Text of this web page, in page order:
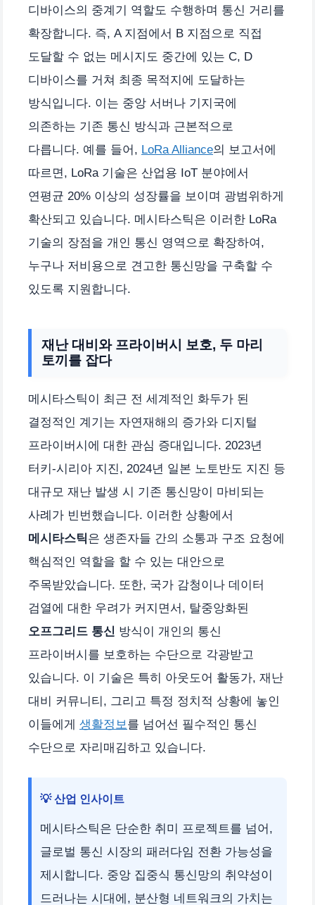
디바이스의 중계기 역할도 수행하며 통신 거리를
확장합니다. 즉, A 지점에서 B 지점으로 직접
도달할 수 없는 메시지도 중간에 있는 C, D
디바이스를 거쳐 최종 목적지에 도달하는
방식입니다. 이는 중앙 서버나 기지국에
의존하는 기존 통신 방식과 근본적으로
다릅니다. 예를 들어, LoRa Alliance의 보고서에
따르면, LoRa 기술은 산업용 IoT 분야에서
연평균 20% 이상의 성장률을 보이며 광범위하게
확산되고 있습니다. 메시타스틱은 이러한 LoRa
기술의 장점을 개인 통신 영역으로 확장하여,
누구나 저비용으로 견고한 통신망을 구축할 수
있도록 지원합니다.
재난 대비와 프라이버시 보호, 두 마리
토끼를 잡다
메시타스틱이 최근 전 세계적인 화두가 된
결정적인 계기는 자연재해의 증가와 디지털
프라이버시에 대한 관심 증대입니다. 2023년
터키-시리아 지진, 2024년 일본 노토반도 지진 등
대규모 재난 발생 시 기존 통신망이 마비되는
사례가 빈번했습니다. 이러한 상황에서
메시타스틱은 생존자들 간의 소통과 구조 요청에
핵심적인 역할을 할 수 있는 대안으로
주목받았습니다. 또한, 국가 감청이나 데이터
검열에 대한 우려가 커지면서, 탈중앙화된
오프그리드 통신 방식이 개인의 통신
프라이버시를 보호하는 수단으로 각광받고
있습니다. 이 기술은 특히 아웃도어 활동가, 재난
대비 커뮤니티, 그리고 특정 정치적 상황에 놓인
이들에게 생활정보를 넘어선 필수적인 통신
수단으로 자리매김하고 있습니다.
💡 산업 인사이트
메시타스틱은 단순한 취미 프로젝트를 넘어,
글로벌 통신 시장의 패러다임 전환 가능성을
제시합니다. 중앙 집중식 통신망의 취약성이
드러나는 시대에, 분산형 네트워크의 가치는